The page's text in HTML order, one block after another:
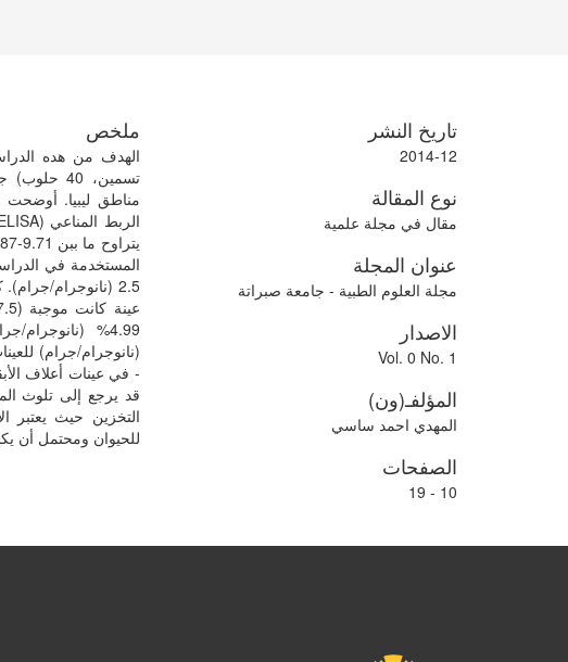
تاريخ النشر
2014-12
نوع المقالة
مقال في مجلة علمية
عنوان المجلة
مجلة العلوم الطبية - جامعة صبراتة
الاصدار
Vol. 0 No. 1
المؤلفـ(ون)
المهدي احمد ساسي
الصفحات
10 - 19
ملخص
تسمين،
- في عينات أعلاف
قد يرجع إلى تلوث
التخزين حيث يعتبر
للحيوان ومحتمل أن